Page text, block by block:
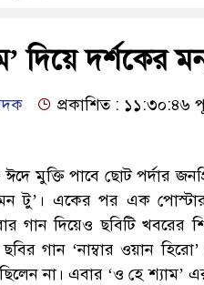
দিয়ে দর্শকের
প্রকাশিত : ১১:৩০:৪৬
মুক্তি পাবে ছোট পর্দার
টু’। একের পর এক
গান দিয়েও ছবিটি খবরের
গান ‘নাম্বার ওয়ান
না। এবার ‘ও হে শ্যাম’